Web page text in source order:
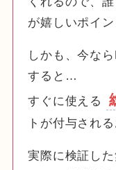
が嬉しいポイン
しかも、今な
すると…
すぐに使える
トが付与され
実際に検証し